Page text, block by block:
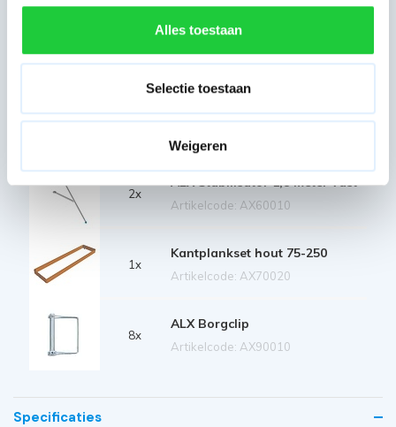
Alles toestaan
Selectie toestaan
Weigeren
6x
Diagonaal schoor 250
Artikelcode: AX40030
4x
Horizontaal schoor 250
2x
ALX Stabilisator 1,8 meter vast
Artikelcode: AX60010
1x
Kantplankset hout 75-250
Artikelcode: AX70020
8x
ALX Borgclip
Artikelcode: AX90010
Specificaties